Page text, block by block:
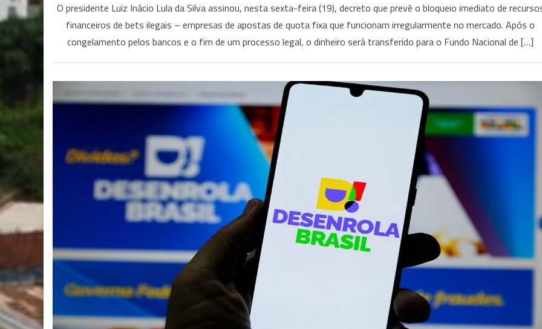
O presidente Luiz Inácio Lula da Silva assinou, nesta sexta-feira (19), decreto que prevê o bloqueio imediato de
financeiros de bets ilegais – empresas de apostas de quota fixa que funcionam irregularmente no mercado. Após o
congelamento pelos bancos e o fim de um processo legal, o dinheiro será transferido para o Fundo Nacional de […]